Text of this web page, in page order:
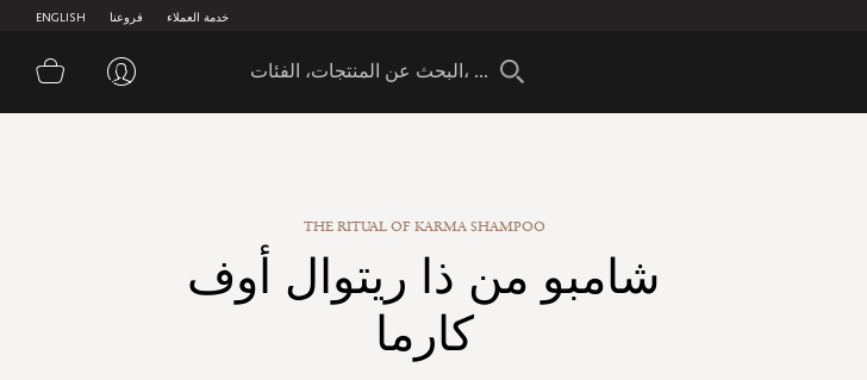
ENGLISH فروعنا خدمة العملاء
سلة
THE RITUAL OF KARMA SHAMPOO
شامبو من ذا ريتوال أوف
كارما